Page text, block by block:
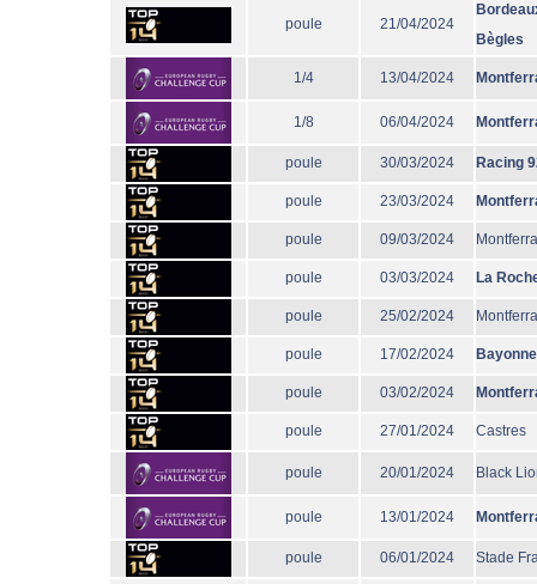
poule 21/04/2024
Bègles
1/4 13/04/2024
1/8 06/04/2024
poule 30/03/2024 Racing
poule 23/03/2024
poule 09/03/2024
poule 03/03/2024 La
poule 25/02/2024
poule 17/02/2024 Bayonne
poule 03/02/2024
poule 27/01/2024 Castres
poule 20/01/2024 Black
poule 13/01/2024
poule 06/01/2024 Stade